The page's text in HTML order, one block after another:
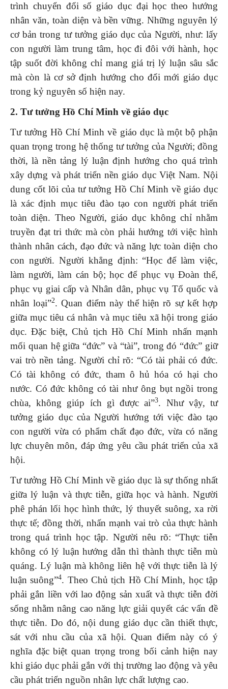
trình chuyển đổi số giáo dục đại học theo hướng
nhân văn, toàn diện và bền vững. Những nguyên lý
cơ bản trong tư tưởng giáo dục của Người, như: lấy
con người làm trung tâm, học đi đôi với hành, học
tập suốt đời không chỉ mang giá trị lý luận sâu sắc
mà còn là cơ sở định hướng cho đổi mới giáo dục
trong kỷ nguyên số hiện nay.
2. Tư tưởng Hồ Chí Minh về giáo dục
Tư tưởng Hồ Chí Minh về giáo dục là một bộ phận
quan trọng trong hệ thống tư tưởng của Người; đồng
thời, là nền tảng lý luận định hướng cho quá trình
xây dựng và phát triển nền giáo dục Việt Nam. Nội
dung cốt lõi của tư tưởng Hồ Chí Minh về giáo dục
là xác định mục tiêu đào tạo con người phát triển
toàn diện. Theo Người, giáo dục không chỉ nhằm
truyền đạt tri thức mà còn phải hướng tới việc hình
thành nhân cách, đạo đức và năng lực toàn diện cho
con người. Người khẳng định: “Học để làm việc,
làm người, làm cán bộ; học để phục vụ Đoàn thể,
phục vụ giai cấp và Nhân dân, phục vụ Tổ quốc và
nhân loại”2. Quan điểm này thể hiện rõ sự kết hợp
giữa mục tiêu cá nhân và mục tiêu xã hội trong giáo
dục. Đặc biệt, Chủ tịch Hồ Chí Minh nhấn mạnh
mối quan hệ giữa “đức” và “tài”, trong đó “đức” giữ
vai trò nền tảng. Người chỉ rõ: “Có tài phải có đức.
Có tài không có đức, tham ô hủ hóa có hại cho
nước. Có đức không có tài như ông bụt ngồi trong
chùa, không giúp ích gì được ai”3. Như vậy, tư
tưởng giáo dục của Người hướng tới việc đào tạo
con người vừa có phẩm chất đạo đức, vừa có năng
lực chuyên môn, đáp ứng yêu cầu phát triển của xã
hội.
Tư tưởng Hồ Chí Minh về giáo dục là sự thống nhất
giữa lý luận và thực tiễn, giữa học và hành. Người
phê phán lối học hình thức, lý thuyết suông, xa rời
thực tế; đồng thời, nhấn mạnh vai trò của thực hành
trong quá trình học tập. Người nêu rõ: “Thực tiễn
không có lý luận hướng dẫn thì thành thực tiễn mù
quáng. Lý luận mà không liên hệ với thực tiễn là lý
luận suông”4. Theo Chủ tịch Hồ Chí Minh, học tập
phải gắn liền với lao động sản xuất và thực tiễn đời
sống nhằm nâng cao năng lực giải quyết các vấn đề
thực tiễn. Do đó, nội dung giáo dục cần thiết thực,
sát với nhu cầu của xã hội. Quan điểm này có ý
nghĩa đặc biệt quan trọng trong bối cảnh hiện nay
khi giáo dục phải gắn với thị trường lao động và yêu
cầu phát triển nguồn nhân lực chất lượng cao.